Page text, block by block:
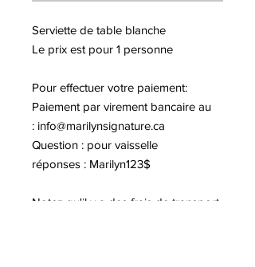
Serviette de table blanche
Le prix est pour 1 personne
Pour effectuer votre paiement:
Paiement par virement bancaire au
: info@marilynsignature.ca
Question : pour vaisselle
réponses : Marilyn123$
Notez qu'il y a des frais de transport